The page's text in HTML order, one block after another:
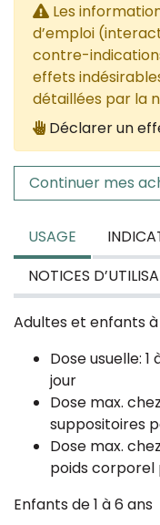
Les
d’emploi
contre-
effets
détaillées par la
Déclarer un
Continuer mes
USAGE
NOTICES
Adultes et enfants
Dose usuelle:
jour
Dose max.
suppositoires
Dose max.
poids corporel
Enfants de 1 à 6 ans